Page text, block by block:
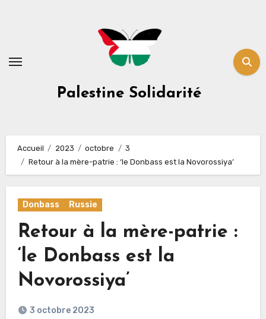
Palestine Solidarité
Accueil 2023 octobre
3
Retour à la mère-patrie : ‘le Donbass est la Novorossiya’
Donbass Russie
Retour à la mère-patrie :
‘le Donbass est la
Novorossiya’
3 octobre 2023